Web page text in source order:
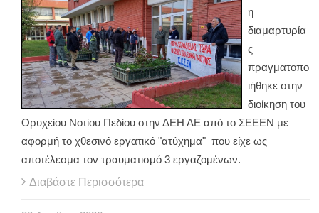
η
διαμαρτυρία
ς
πραγματοπο
ιήθηκε στην
διοίκηση του
Ορυχείου Νοτίου Πεδίου στην ΔΕΗ ΑΕ από το ΣΕΕΕΝ με
αφορμή το χθεσινό εργατικό "ατύχημα" που είχε ως
αποτέλεσμα τον τραυματισμό 3 εργαζομένων.
Διαβάστε Περισσότερα